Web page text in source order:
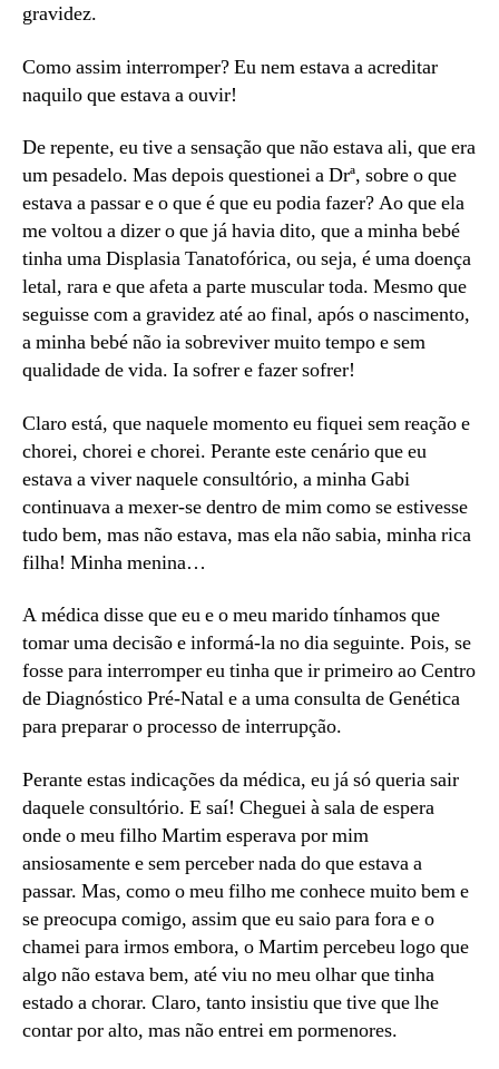
gravidez.
Como assim interromper? Eu nem estava a acreditar
naquilo que estava a ouvir!
De repente, eu tive a sensação que não estava ali, que era
um pesadelo. Mas depois questionei a Drª, sobre o que
estava a passar e o que é que eu podia fazer? Ao que ela
me voltou a dizer o que já havia dito, que a minha bebé
tinha uma Displasia Tanatofórica, ou seja, é uma doença
letal, rara e que afeta a parte muscular toda. Mesmo que
seguisse com a gravidez até ao final, após o nascimento,
a minha bebé não ia sobreviver muito tempo e sem
qualidade de vida. Ia sofrer e fazer sofrer!
Claro está, que naquele momento eu fiquei sem reação e
chorei, chorei e chorei. Perante este cenário que eu
estava a viver naquele consultório, a minha Gabi
continuava a mexer-se dentro de mim como se estivesse
tudo bem, mas não estava, mas ela não sabia, minha rica
filha! Minha menina…
A médica disse que eu e o meu marido tínhamos que
tomar uma decisão e informá-la no dia seguinte. Pois, se
fosse para interromper eu tinha que ir primeiro ao Centro
de Diagnóstico Pré-Natal e a uma consulta de Genética
para preparar o processo de interrupção.
Perante estas indicações da médica, eu já só queria sair
daquele consultório. E saí! Cheguei à sala de espera
onde o meu filho Martim esperava por mim
ansiosamente e sem perceber nada do que estava a
passar. Mas, como o meu filho me conhece muito bem e
se preocupa comigo, assim que eu saio para fora e o
chamei para irmos embora, o Martim percebeu logo que
algo não estava bem, até viu no meu olhar que tinha
estado a chorar. Claro, tanto insistiu que tive que lhe
contar por alto, mas não entrei em pormenores.